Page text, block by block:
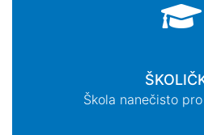
Škola nanečisto